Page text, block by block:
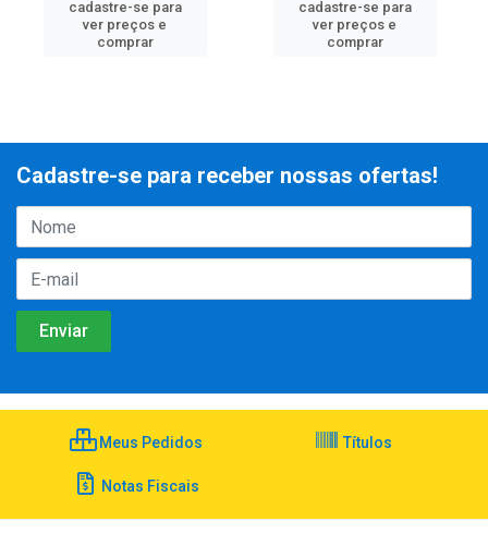
cadastre-se para
ver preços e
comprar
cadastre-se para
ver preços e
comprar
Cadastre-se para receber nossas ofertas!
Meus Pedidos Títulos
Notas Fiscais